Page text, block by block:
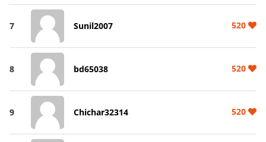
7 Sunil2007 520
8 bd65038 520
9 Chichar32314 520